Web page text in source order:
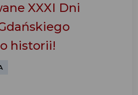
XXXI Dni
historii!